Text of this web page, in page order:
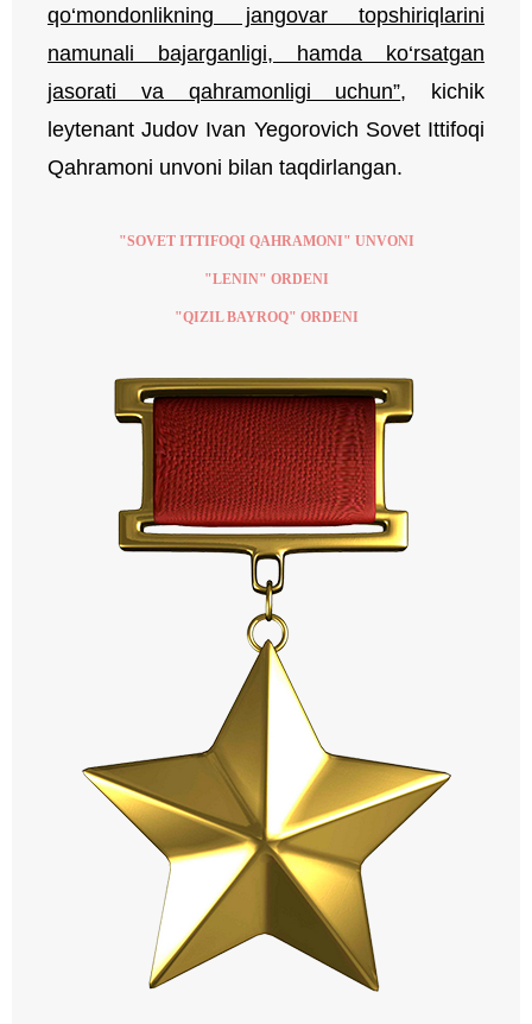
qo‘mondonlikning jangovar topshiriqlarini
namunali bajarganligi, hamda ko‘rsatgan
jasorati va qahramonligi uchun”, kichik
leytenant Judov Ivan Yegorovich Sovet Ittifoqi
Qahramoni unvoni bilan taqdirlangan.
"SOVET ITTIFOQI QAHRAMONI" UNVONI
"LENIN" ORDENI
"QIZIL BAYROQ" ORDENI